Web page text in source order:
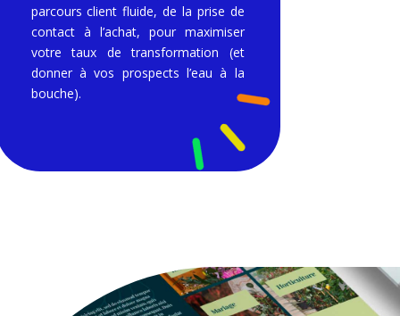
parcours client fluide, de la prise de
contact à l’achat, pour maximiser
votre taux de transformation (et
donner à vos prospects l’eau à la
bouche).